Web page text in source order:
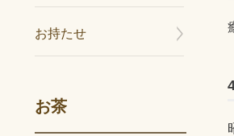
お持たせ
お茶